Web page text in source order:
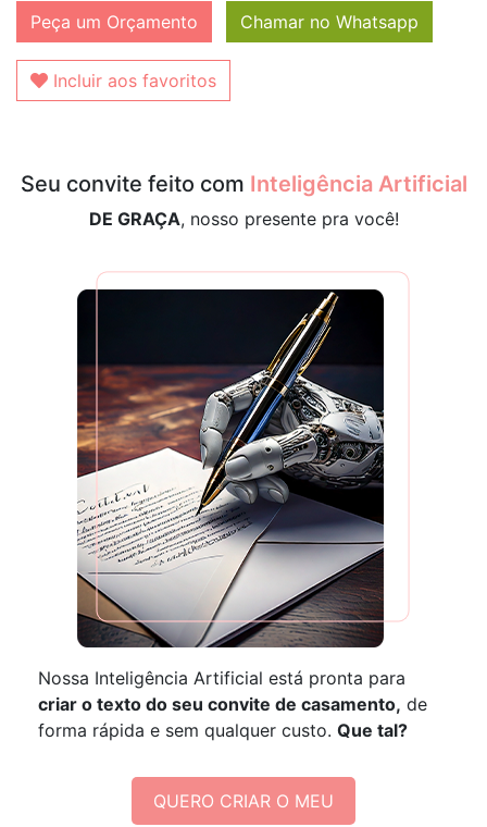
Peça um Orçamento Chamar no Whatsapp
Incluir aos favoritos
Seu convite feito com Inteligência Artificial
DE GRAÇA, nosso presente pra você!
Nossa Inteligência Artificial está pronta para
criar o texto do seu convite de casamento, de
forma rápida e sem qualquer custo. Que tal?
QUERO CRIAR O MEU